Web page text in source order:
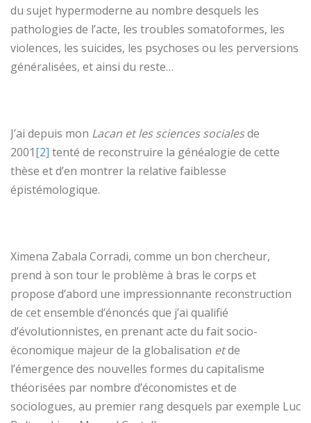
du sujet hypermoderne au nombre desquels les
pathologies de l’acte, les troubles somatoformes, les
violences, les suicides, les psychoses ou les perversions
généralisées, et ainsi du reste…
J’ai depuis mon Lacan et les sciences socialesde
2001[2] tenté de reconstruire la généalogie de cette
thèse et d’en montrer la relative faiblesse
épistémologique.
Ximena Zabala Corradi, comme un bon chercheur,
prend à son tour le problème à bras le corps et
propose d’abord une impressionnante reconstruction
de cet ensemble d’énoncés que j’ai qualifié
d’évolutionnistes, en prenant acte du fait socio-
économique majeur de la globalisation etde
l’émergence des nouvelles formes du capitalisme
théorisées par nombre d’économistes et de
sociologues, au premier rang desquels par exemple Luc